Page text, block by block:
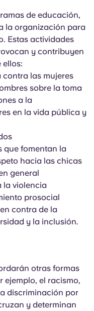
de educación,
la organización para
Estas actividades
y contribuyen
ellos:
las mujeres
sobre la toma
a la
en la vida pública y
que fomentan la
hacia las chicas
general
la violencia
prosocial
contra de la
y la inclusión.
otras formas
el racismo,
discriminación por
y determinan